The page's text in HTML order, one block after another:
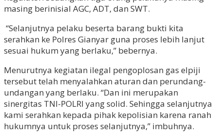
masing berinisial AGC, ADT, dan SWT.
“Selanjutnya pelaku beserta barang bukti kita
serahkan ke Polres Gianyar guna proses lebih lanjut
sesuai hukum yang berlaku,” bebernya.
Menurutnya kegiatan ilegal pengoplosan gas elpiji
tersebut telah menyalahkan aturan dan perundang-
undangan yang berlaku. “Dan ini merupakan
sinergitas TNI-POLRI yang solid. Sehingga selanjutnya
kami serahkan kepada pihak kepolisian karena ranah
hukumnya untuk proses selanjutnya,” imbuhnya.